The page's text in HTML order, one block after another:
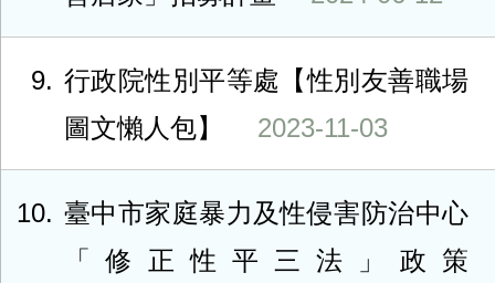
9
行政院性別平等處【性別友善職場
圖文懶人包】
2023-11-03
10
臺中市家庭暴力及性侵害防治中心
「修正性平三法」政策